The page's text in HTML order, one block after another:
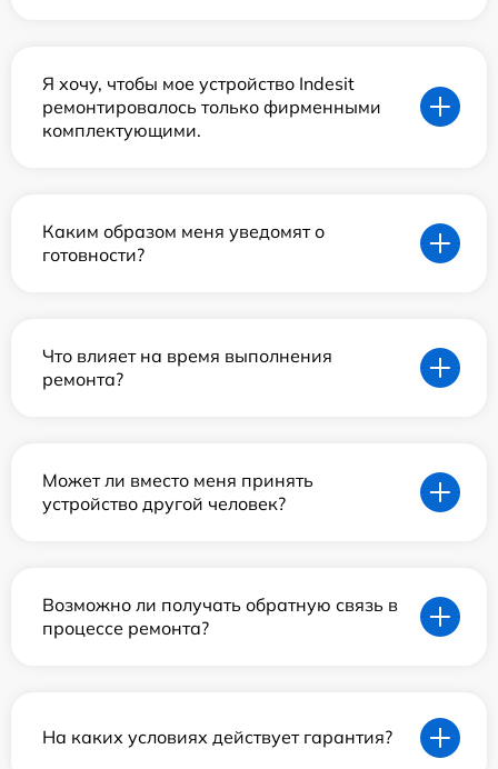
Я хочу, чтобы мое устройство Indesit
ремонтировалось только фирменными
комплектующими.
Каким образом меня уведомят о
готовности?
Что влияет на время выполнения
ремонта?
Может ли вместо меня принять
устройство другой человек?
Возможно ли получать обратную связь в
процессе ремонта?
На каких условиях действует гарантия?